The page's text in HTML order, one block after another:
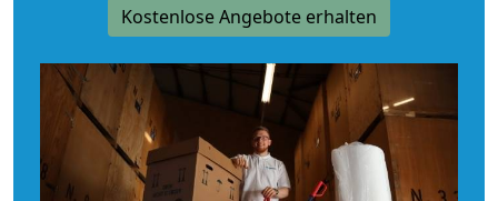
Kostenlose Angebote erhalten